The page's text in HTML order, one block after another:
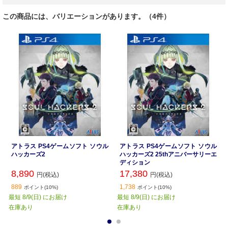
この商品には、バリエーションがあります。（4件）
アトラス PS4ゲームソフト ソウル
ハッカーズ2
8,890 円(税込)
889 ポイント(10%)
最短 8/9(日) にお届け
在庫あり
アトラス PS4ゲームソフト ソウル
ハッカーズ2 25thアニバーサリーエ
ディション
17,380 円(税込)
1,738 ポイント(10%)
最短 8/9(日) にお届け
在庫あり